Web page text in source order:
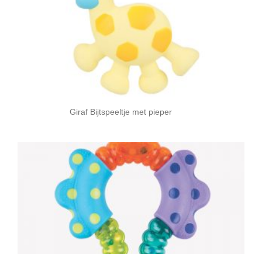
Giraf Bijtspeeltje met pieper